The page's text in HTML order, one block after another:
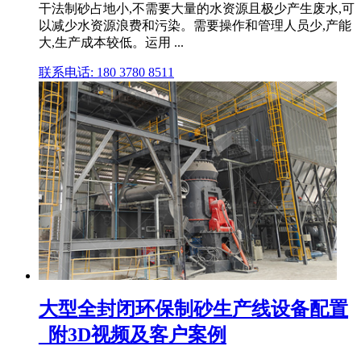
干法制砂占地小,不需要大量的水资源且极少产生废水,可
以减少水资源浪费和污染。需要操作和管理人员少,产能
大,生产成本较低。运用 ...
联系电话: 180 3780 8511
大型全封闭环保制砂生产线设备配置
_附3D视频及客户案例